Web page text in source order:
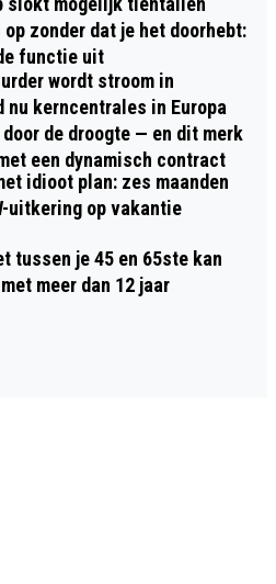
zonder dat je het doorhebt:
functie uit
wordt stroom in
nu kerncentrales in Europa
de droogte — en dit merk
een dynamisch contract
idioot plan: zes maanden
uitkering op vakantie
tussen je 45 en 65ste kan
meer dan 12 jaar